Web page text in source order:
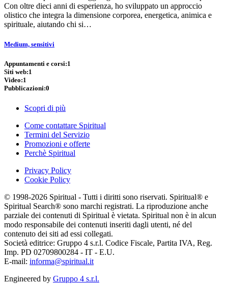
Con oltre dieci anni di esperienza, ho sviluppato un approccio
olistico che integra la dimensione corporea, energetica, animica e
spirituale, aiutando chi si…
Medium, sensitivi
Appuntamenti e corsi:1
Siti web:1
Video:1
Pubblicazioni:0
Scopri di più
Come contattare Spiritual
Termini del Servizio
Promozioni e offerte
Perchè Spiritual
Privacy Policy
Cookie Policy
© 1998-2026 Spiritual - Tutti i diritti sono riservati. Spiritual® e
Spiritual Search® sono marchi registrati. La riproduzione anche
parziale dei contenuti di Spiritual è vietata. Spiritual non è in alcun
modo responsabile dei contenuti inseriti dagli utenti, né del
contenuto dei siti ad essi collegati.
Società editrice: Gruppo 4 s.r.l. Codice Fiscale, Partita IVA, Reg.
Imp. PD 02709800284 - IT - E.U.
E-mail: informa@spiritual.it
Engineered by Gruppo 4 s.r.l.